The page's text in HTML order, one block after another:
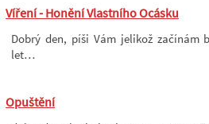
Víření - Honění Vlastního Ocásku
Dobrý den, píši Vám jelikož začínám
let…
Opuštění